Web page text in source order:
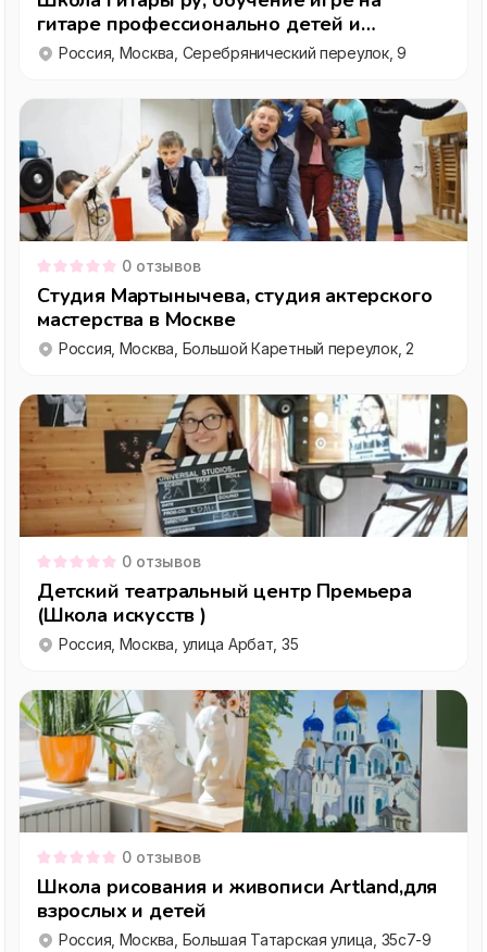
гитаре профессионально детей и
взрослых
Россия, Москва, Серебрянический переулок, 9
0 отзывов
Студия Мартынычева, студия актерского
мастерства в Москве
Россия, Москва, Большой Каретный переулок, 2
0 отзывов
Детский театральный центр Премьера
(Школа искусств )
Россия, Москва, улица Арбат, 35
0 отзывов
Школа рисования и живописи Artland,для
взрослых и детей
Россия, Москва, Большая Татарская улица, 35с7-9